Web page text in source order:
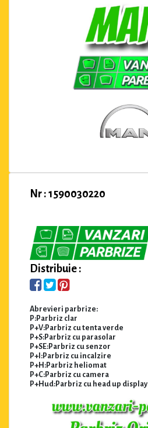
Nr : 1590030220
Distribuie :
Abrevieri parbrize:
P:Parbriz clar
P+V:Parbriz cu tenta verde
P+S:Parbriz cu parasolar
P+SE:Parbriz cu senzor
P+I:Parbriz cu incalzire
P+H:Parbriz heliomat
P+C:Parbriz cu camera
P+Hud:Parbriz cu head up display